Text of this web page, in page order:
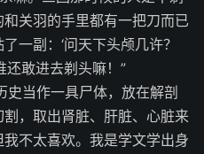
关羽的手里都有一把刀而已
一副：‘问天下头颅几许？
还敢进去剃头嘛！”
史当作一具尸体，放在解剖
，取出肾脏、肝脏、心脏来
不太喜欢。我是学文学出身